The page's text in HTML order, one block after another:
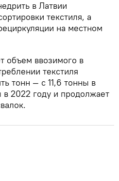
в Латвии
текстиля, а
на местном
объем ввозимого в
текстиля
тонн — с 11,6 тонны в
в 2022 году и продолжает